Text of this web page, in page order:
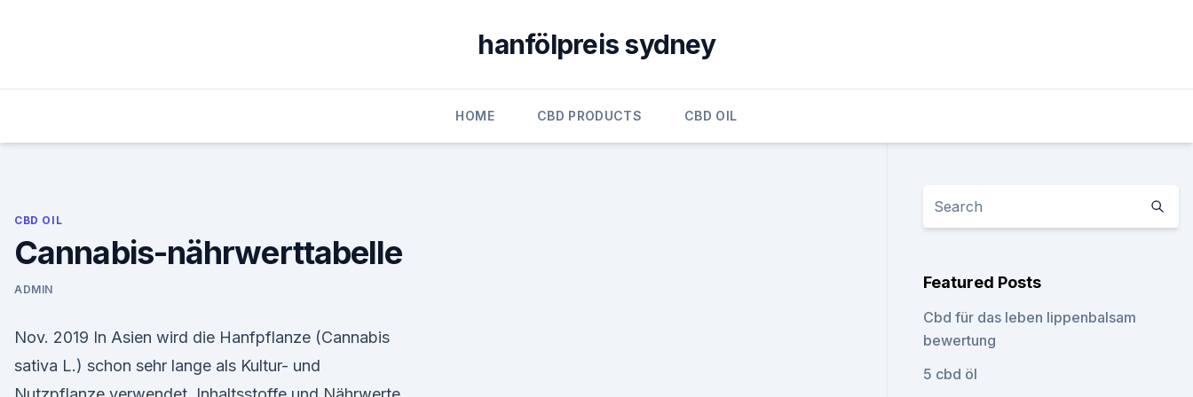
hanfölpreis sydney
HOME CBD PRODUCTS CBD OIL
CBD OIL
Cannabis-nährwerttabelle
ADMIN
Nov. 2019 In Asien wird die Hanfpflanze (Cannabis
sativa L.) schon sehr lange als Kultur- und
Featured Posts
Cbd für das leben lippenbalsam
bewertung
5 cbd öl